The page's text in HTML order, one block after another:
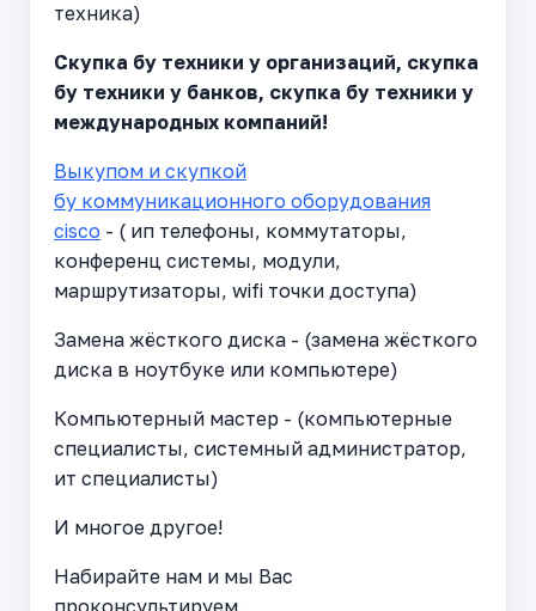
техника)
Cкупка бу техники у организаций, скупка
бу техники у банков, скупка бу техники у
международных компаний!
Выкупом и скупкой
бу коммуникационного оборудования
cisco - ( ип телефоны, коммутаторы,
конференц системы, модули,
маршрутизаторы, wifi точки доступа)
Замена жёсткого диска - (замена жёсткого
диска в ноутбуке или компьютере)
Компьютерный мастер - (компьютерные
специалисты, системный администратор,
ит специалисты)
И многое другое!
Набирайте нам и мы Вас
проконсультируем.